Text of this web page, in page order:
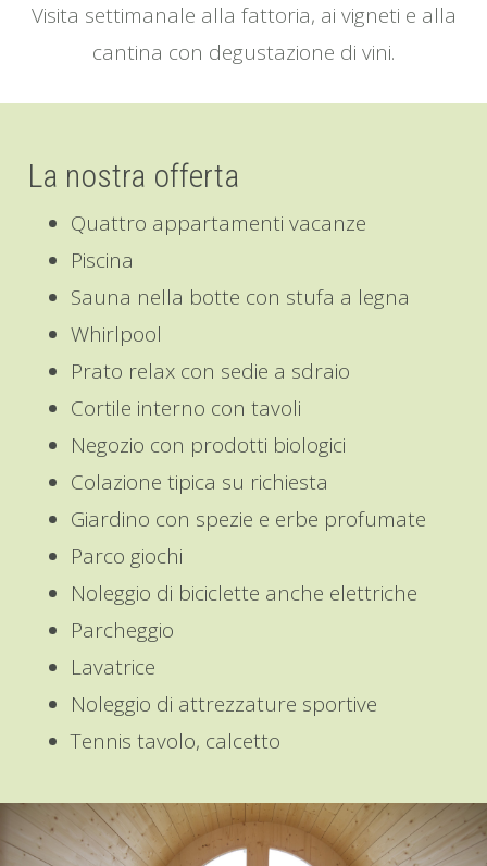
Visita settimanale alla fattoria, ai vigneti e alla
cantina con degustazione di vini.
La nostra offerta
Quattro appartamenti vacanze
Piscina
Sauna nella botte con stufa a legna
Whirlpool
Prato relax con sedie a sdraio
Cortile interno con tavoli
Negozio con prodotti biologici
Colazione tipica su richiesta
Giardino con spezie e erbe profumate
Parco giochi
Noleggio di biciclette anche elettriche
Parcheggio
Lavatrice
Noleggio di attrezzature sportive
Tennis tavolo, calcetto